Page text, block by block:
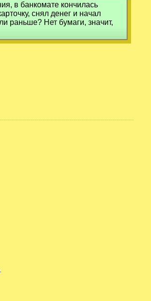
в банкомате кончилась
снял денег и начал
раньше? Нет бумаги, значит,